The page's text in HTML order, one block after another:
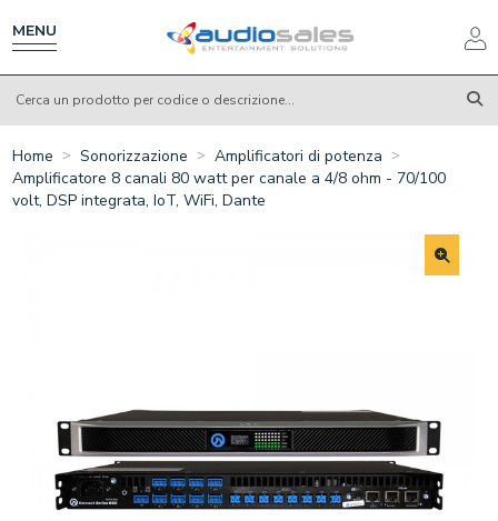
contenuto
principale
MENU
Home Sonorizzazione
Amplificatori di potenza
Amplificatore 8 canali 80 watt per canale a 4/8 ohm - 70/100
volt, DSP integrata, IoT, WiFi, Dante